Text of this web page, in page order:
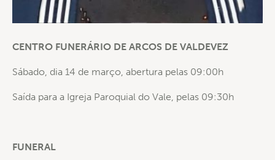
CENTRO FUNERÁRIO DE ARCOS DE VALDEVEZ
Sábado, dia 14 de março, abertura pelas 09:00h
Saída para a Igreja Paroquial do Vale, pelas 09:30h
FUNERAL